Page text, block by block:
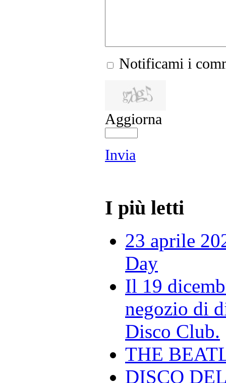
Notificami i
Aggiorna
Invia
I più letti
23 aprile
Day
Il 19
negozio di
Disco Club.
THE
DISCO